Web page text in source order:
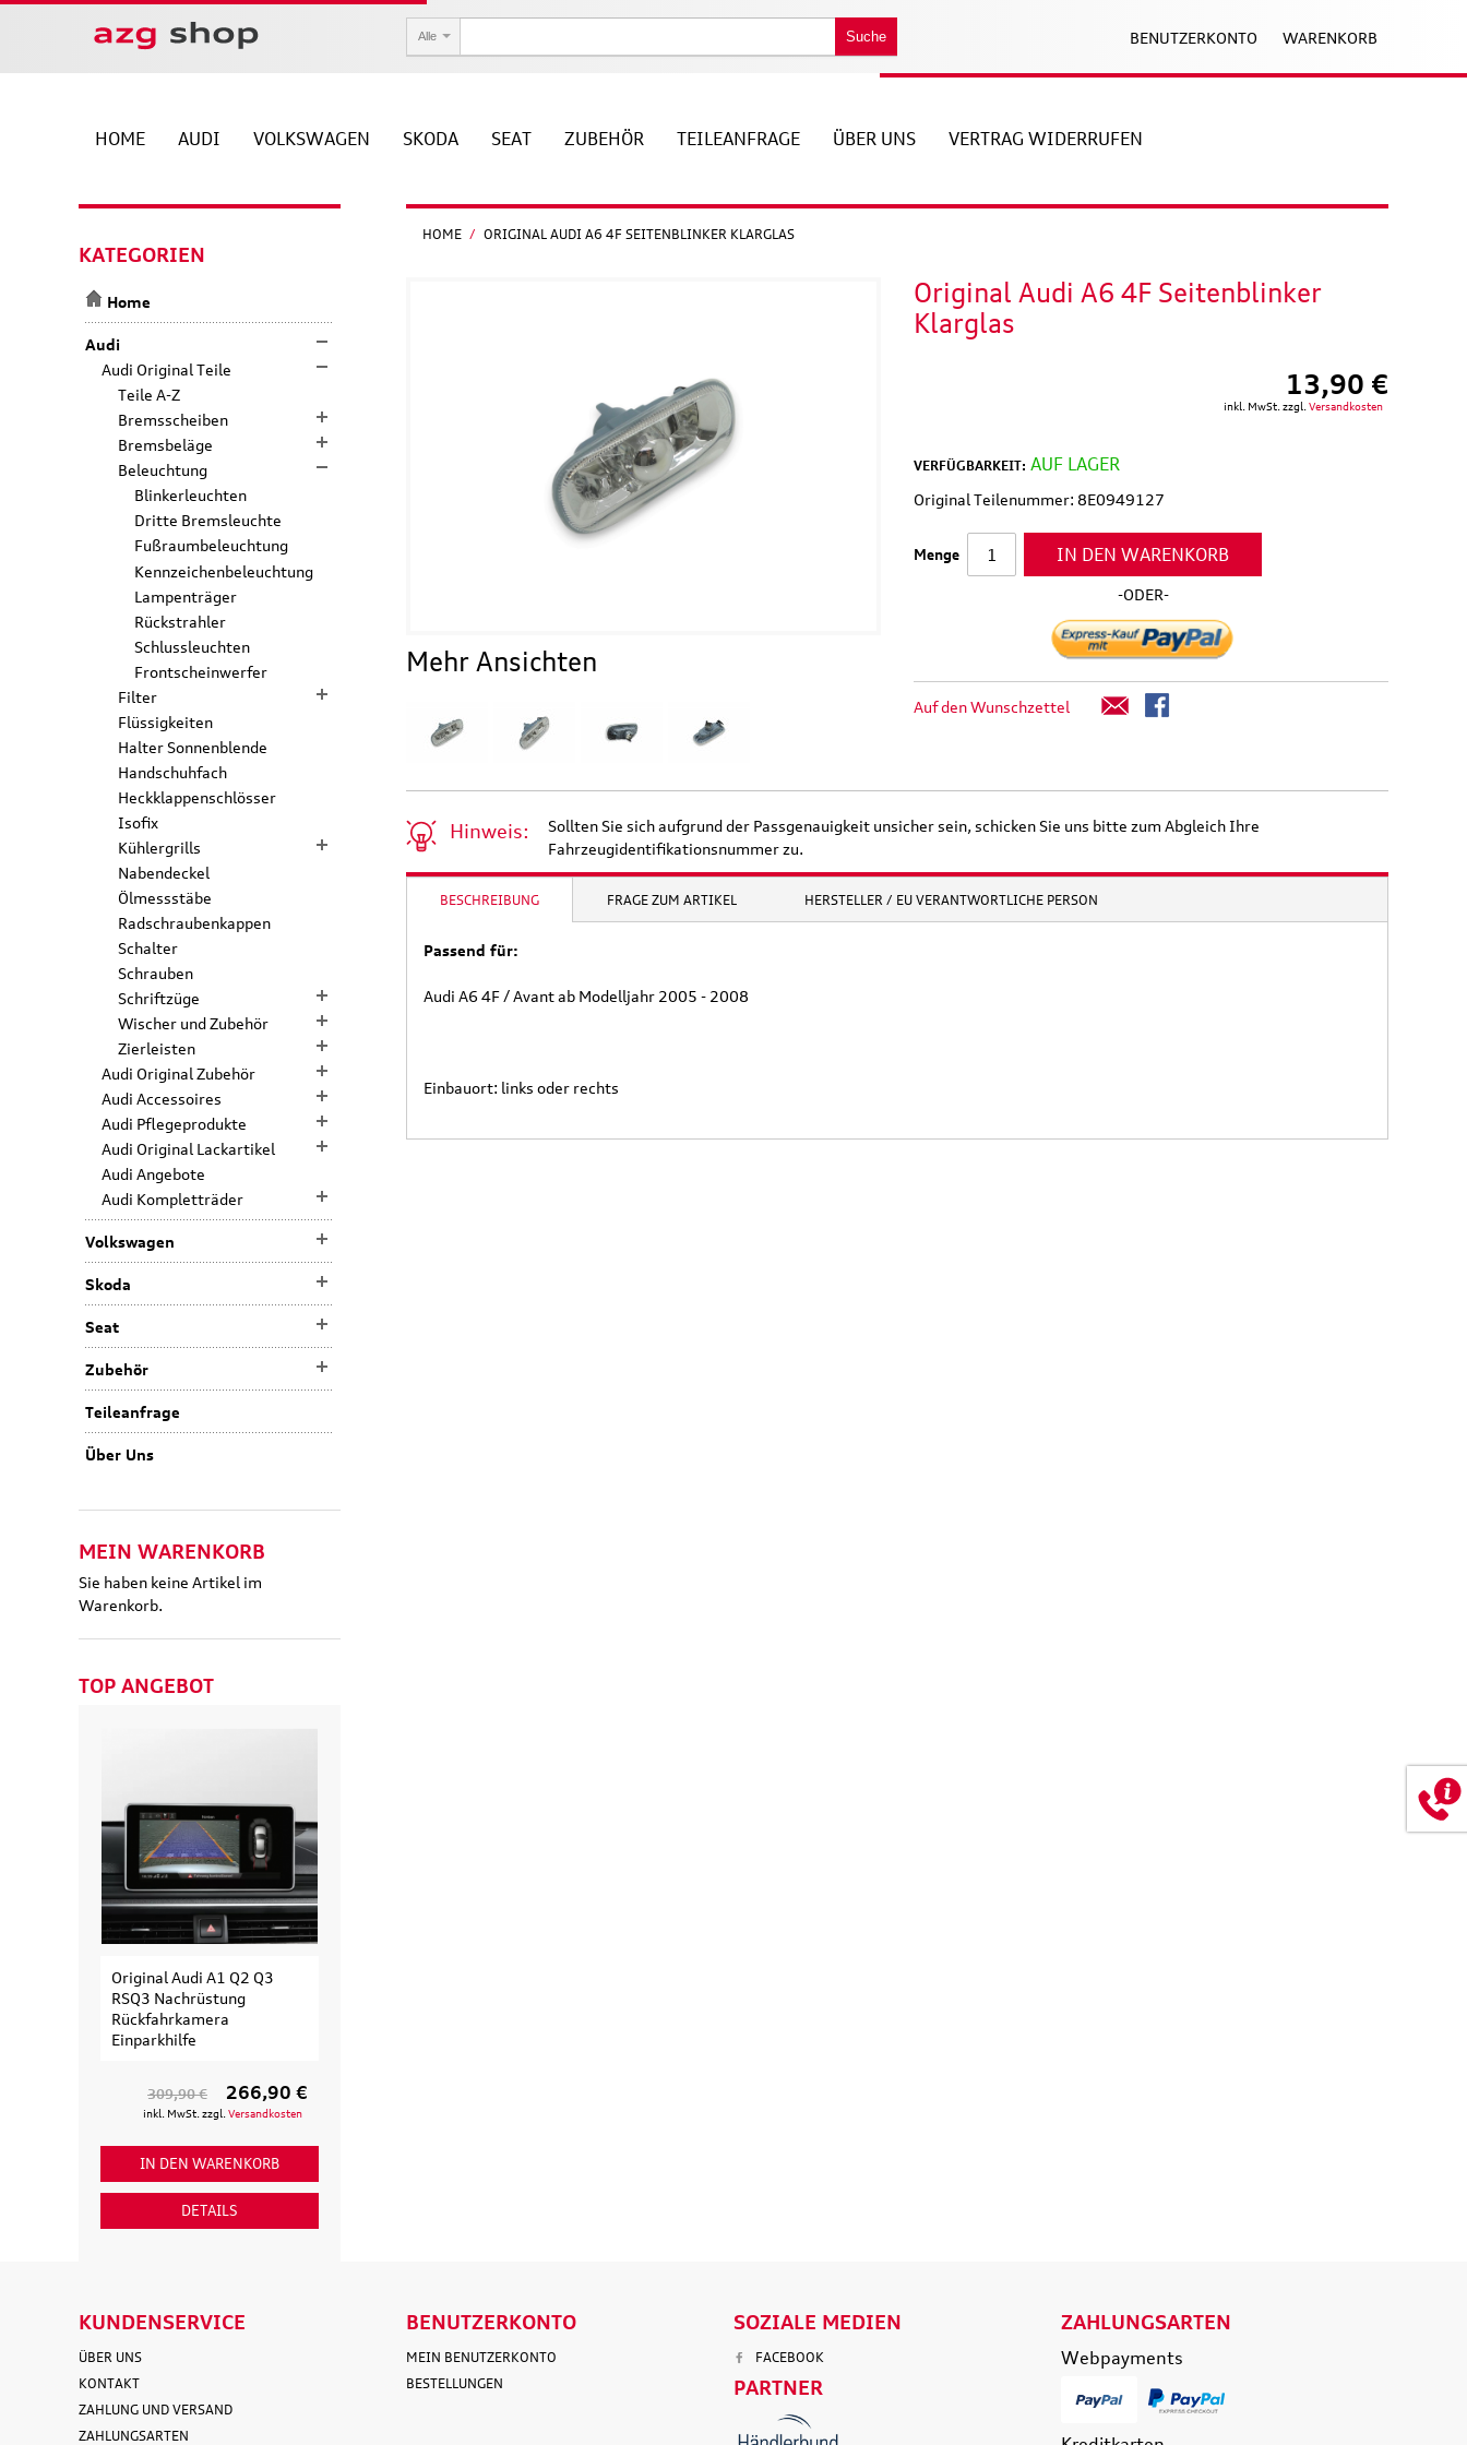
BENUTZERKONTO WARENKORB
Alle Suche
HOME AUDI VOLKSWAGEN SKODA SEAT ZUBEHÖR TEILEANFRAGE ÜBER UNS VERTRAG WIDERRUFEN
HOME / ORIGINAL AUDI A6 4F SEITENBLINKER KLARGLAS
Mehr Ansichten
Original Audi A6 4F Seitenblinker
Klarglas
13,90 €
inkl. MwSt. zzgl. Versandkosten
VERFÜGBARKEIT: AUF LAGER
Original Teilenummer: 8E0949127
Menge IN DEN WARENKORB
-ODER-
Auf den Wunschzettel
Hinweis:
Sollten Sie sich aufgrund der Passgenauigkeit unsicher sein, schicken Sie uns bitte zum Abgleich Ihre
Fahrzeugidentifikationsnummer zu.
BESCHREIBUNG FRAGE ZUM ARTIKEL HERSTELLER / EU VERANTWORTLICHE PERSON
Passend für:
Audi A6 4F / Avant ab Modelljahr 2005 - 2008
Einbauort: links oder rechts
KATEGORIEN
Home
Audi
Audi Original Teile
Teile A-Z
Bremsscheiben
Bremsbeläge
Beleuchtung
Blinkerleuchten
Dritte Bremsleuchte
Fußraumbeleuchtung
Kennzeichenbeleuchtung
Lampenträger
Rückstrahler
Schlussleuchten
Frontscheinwerfer
Filter
Flüssigkeiten
Halter Sonnenblende
Handschuhfach
Heckklappenschlösser
Isofix
Kühlergrills
Nabendeckel
Ölmessstäbe
Radschraubenkappen
Schalter
Schrauben
Schriftzüge
Wischer und Zubehör
Zierleisten
Audi Original Zubehör
Audi Accessoires
Audi Pflegeprodukte
Audi Original Lackartikel
Audi Angebote
Audi Kompletträder
Volkswagen
Skoda
Seat
Zubehör
Teileanfrage
Über Uns
MEIN WARENKORB
Sie haben keine Artikel im
Warenkorb.
TOP ANGEBOT
Original Audi A1 Q2 Q3
RSQ3 Nachrüstung
Rückfahrkamera
Einparkhilfe
309,90 € 266,90 €
inkl. MwSt. zzgl. Versandkosten
IN DEN WARENKORB
DETAILS
KUNDENSERVICE
ÜBER UNS
KONTAKT
ZAHLUNG UND VERSAND
ZAHLUNGSARTEN
BENUTZERKONTO
MEIN BENUTZERKONTO
BESTELLUNGEN
SOZIALE MEDIEN
FACEBOOK
PARTNER
ZAHLUNGSARTEN
Webpayments